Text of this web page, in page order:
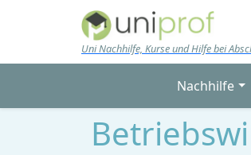
Skip to main content
Uni Nachhilfe, Kurse und Hilfe bei
Nachhilfe